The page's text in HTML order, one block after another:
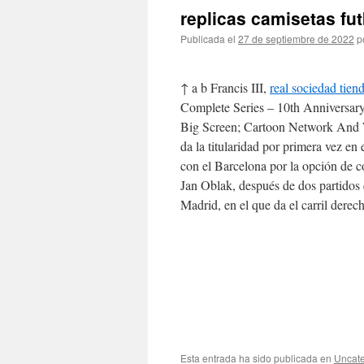
replicas camisetas
Publicada el 27 de septiembre de 2022
↑ a b Francis III, real sociedad
Complete Series – 10th
Big Screen; Cartoon Network And
da la titularidad por primera vez en
con el Barcelona por la opción de
Jan Oblak, después de dos
Madrid, en el que da el carril
Esta entrada ha sido publicada en